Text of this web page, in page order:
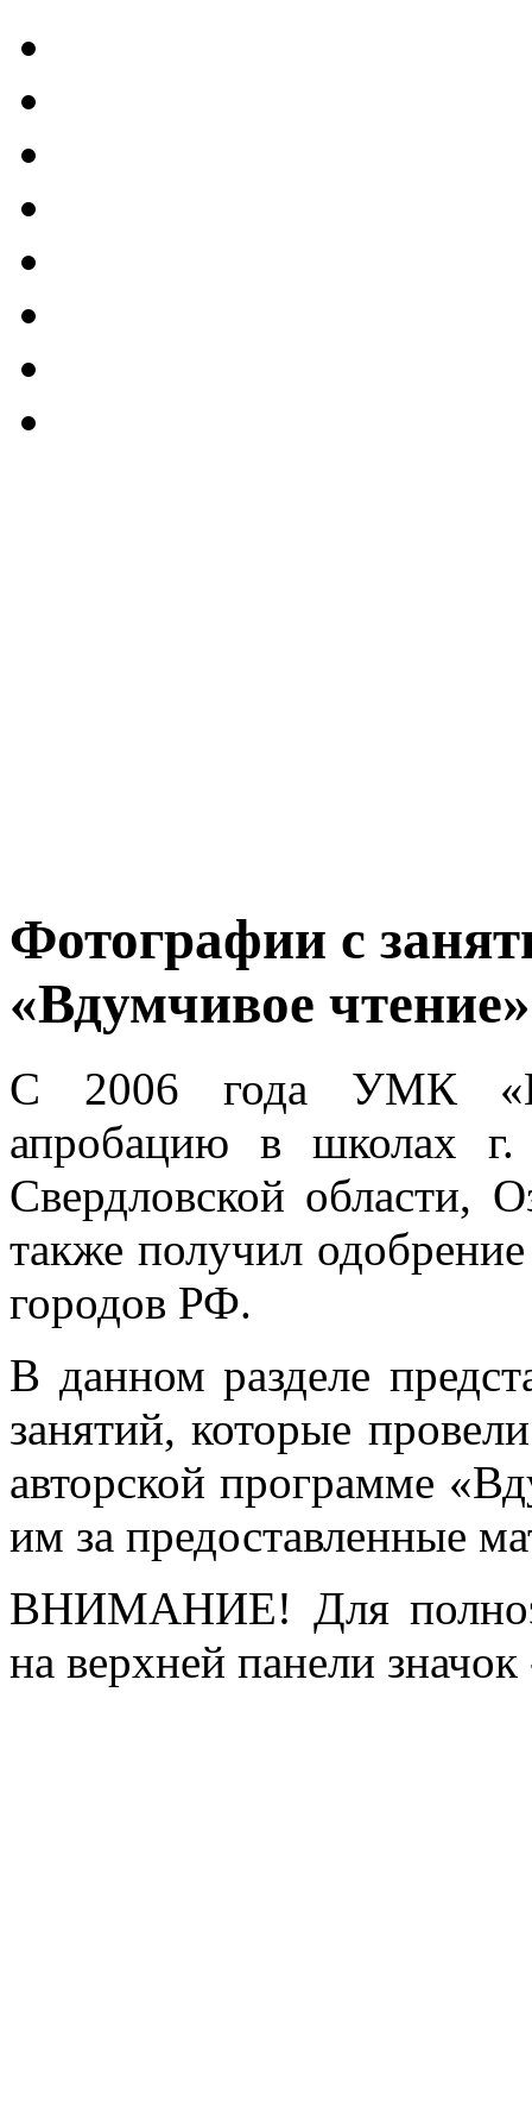
Фотографии с
«Вдумчивое чтение»
С 2006 года УМК
апробацию в школах г.
Свердловской области,
также получил
городов РФ.
В данном разделе
занятий, которые
авторской программе
им за предоставленные
ВНИМАНИЕ! Для
на верхней панели значок